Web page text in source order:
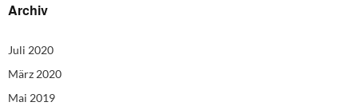
Archiv
Juli 2020
März 2020
Mai 2019